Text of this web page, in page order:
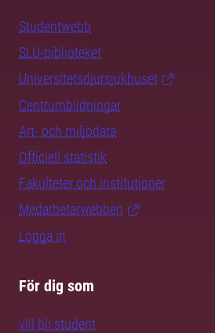
Studentwebb
SLU-biblioteket
Universitetsdjursjukhuset
Centrumbildningar
Art- och miljödata
Officiell statistik
Fakulteter och institutioner
Medarbetarwebben
Logga in
För dig som
vill bli student